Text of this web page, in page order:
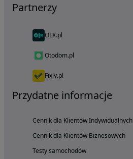
Partnerzy
OLX.pl
Otodom.pl
Fixly.pl
Przydatne informacje
Cennik dla Klientów Indywidualnych
Cennik dla Klientów Biznesowych
Testy samochodów